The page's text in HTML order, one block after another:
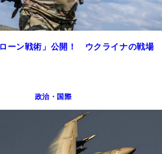
ーン戦術」公開！ ウクライナの戦場
政治・国際